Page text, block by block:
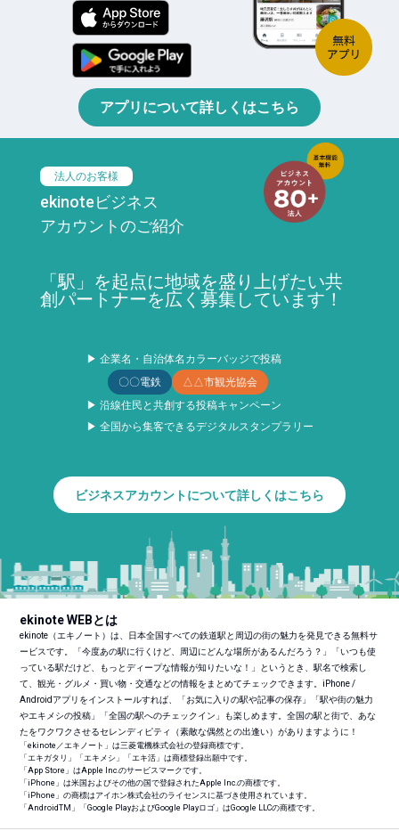
アプリについて詳しくはこちら
法人のお客様
ekinoteビジネス
アカウントのご紹介
「駅」を起点に地域を盛り上げたい共
創パートナーを広く募集しています！
▶ 企業名・自治体名カラーバッジで投稿
〇〇電鉄
△△市観光協会
▶ 沿線住民と共創する投稿キャンペーン
▶ 全国から集客できるデジタルスタンプラリー
ビジネスアカウントについて詳しくはこちら
ekinote WEBとは
ekinote（エキノート）は、日本全国すべての鉄道駅と周辺の街の魅力を発見できる無料サ
ービスです。「今度あの駅に行くけど、周辺にどんな場所があるんだろう？」「いつも使
っている駅だけど、もっとディープな情報が知りたいな！」というとき、駅名で検索し
て、観光・グルメ・買い物・交通などの情報をまとめてチェックできます。iPhone /
Androidアプリをインストールすれば、「お気に入りの駅や記事の保存」「駅や街の魅力
やエキメシの投稿」「全国の駅へのチェックイン」も楽しめます。全国の駅と街で、あな
たをワクワクさせるセレンディピティ（素敵な偶然との出逢い）がありますように！
「ekinote／エキノート」は三菱電機株式会社の登録商標です。
「エキガタリ」「エキメシ」「エキ活」は商標登録出願中です。
「App Store」はApple Inc.のサービスマークです。
「iPhone」は米国およびその他の国で登録されたApple Inc.の商標です。
「iPhone」の商標はアイホン株式会社のライセンスに基づき使用されています。
「AndroidTM 」「Google PlayおよびGoogle Playロゴ」はGoogle LLCの商標です。